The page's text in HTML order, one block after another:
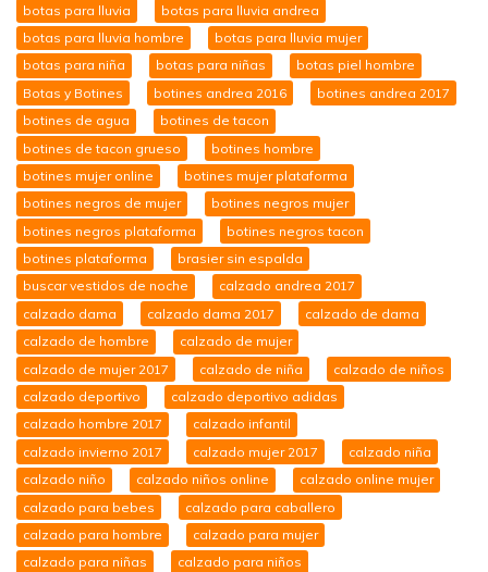
botas para lluvia
botas para lluvia andrea
botas para lluvia hombre
botas para lluvia mujer
botas para niña
botas para niñas
botas piel hombre
Botas y Botines
botines andrea 2016
botines andrea 2017
botines de agua
botines de tacon
botines de tacon grueso
botines hombre
botines mujer online
botines mujer plataforma
botines negros de mujer
botines negros mujer
botines negros plataforma
botines negros tacon
botines plataforma
brasier sin espalda
buscar vestidos de noche
calzado andrea 2017
calzado dama
calzado dama 2017
calzado de dama
calzado de hombre
calzado de mujer
calzado de mujer 2017
calzado de niña
calzado de niños
calzado deportivo
calzado deportivo adidas
calzado hombre 2017
calzado infantil
calzado invierno 2017
calzado mujer 2017
calzado niña
calzado niño
calzado niños online
calzado online mujer
calzado para bebes
calzado para caballero
calzado para hombre
calzado para mujer
calzado para niñas
calzado para niños